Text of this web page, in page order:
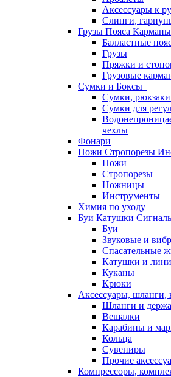
Аксессуары к
Слинги,
Грузы Пояса Карманы
Балластные
Грузы
Пряжки и
Грузовые
Сумки и Боксы
Сумки,
Сумки для
чехлы
Фонари
Ножи Стропорезы
Ножи
Стропорезы
Ножницы
Инструменты
Химия по уходу
Буи Катушки
Буи
Звуковые и
Спасательные
Катушки и лини
Куканы
Крюки
Аксессуары, шланги,
Шланги и
Вешалки
Карабины и
Кольца
Сувениры
Прочие
Компрессоры,